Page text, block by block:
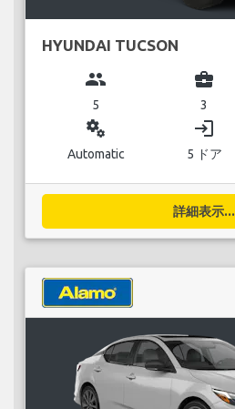
HYUNDAI TUCSON
group
5
business_center
3
miscellaneous_services
Automatic
login
5 ドア
詳細表示...